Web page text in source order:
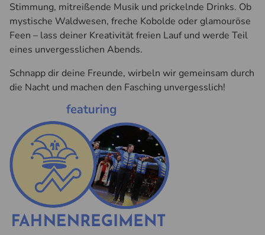
Stimmung, mitreißende Musik und prickelnde Drinks. Ob
mystische Waldwesen, freche Kobolde oder glamouröse
Feen – lass deiner Kreativität freien Lauf und werde Teil
eines unvergesslichen Abends.
Schnapp dir deine Freunde, wirbeln wir gemeinsam durch
die Nacht und machen den Fasching unvergesslich!